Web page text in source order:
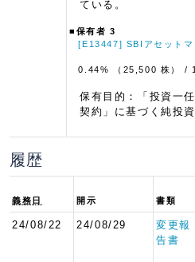
ている。
■保有者 3
[E13447] SBIアセットマ
0.44% （25,500 株） /
保有目的：「投資一
契約」に基づく純投資
履歴
義務日 開示 書類
24/08/22 24/08/29
変更報
告書